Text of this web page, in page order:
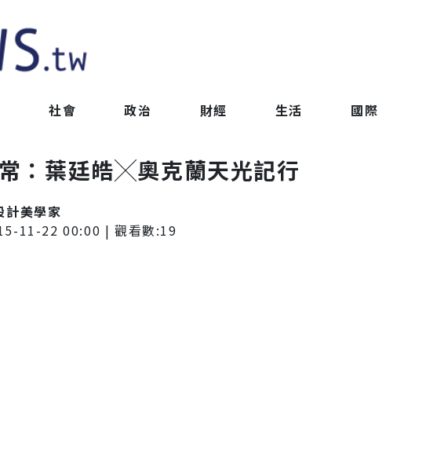
社會 政治 財經 生活 國際
：葉廷皓╳奧克蘭天光記行
美學家
11-22 00:00 | 觀看數:19